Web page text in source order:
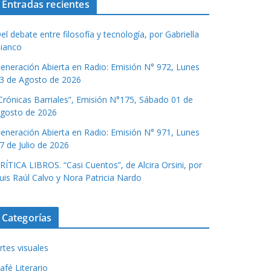
Entradas recientes
debate entre filosofía y tecnología, por Gabriella
Abierta en Radio: Emisión N° 972, Lunes
de Agosto de 2026
Barriales”, Emisión N°175, Sábado 01 de
de 2026
Abierta en Radio: Emisión N° 971, Lunes
de Julio de 2026
LIBROS. “Casi Cuentos”, de Alcira Orsini, por
Raúl Calvo y Nora Patricia Nardo
Categorías
visuales
Literario